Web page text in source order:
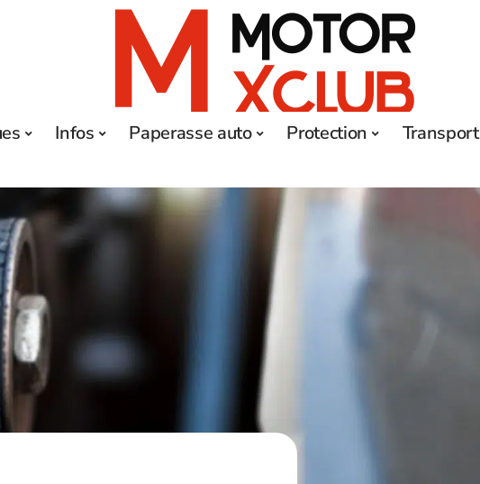
Infos Paperasse auto Protection Transport